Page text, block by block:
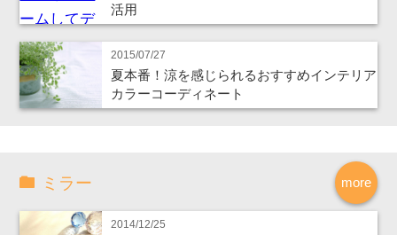
活用
2015/07/27
夏本番！涼を感じられるおすすめインテリア
カラーコーディネート
more
ミラー
2014/12/25